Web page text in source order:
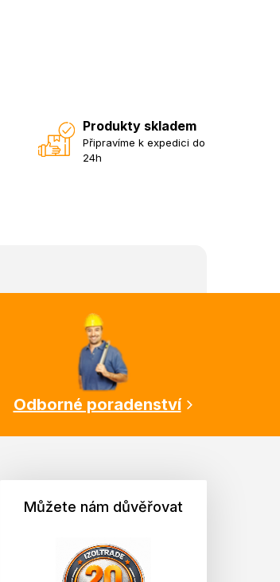
Produkty skladem
Připravíme k expedici do
24h
Odborné poradenství
Můžete nám důvěřovat